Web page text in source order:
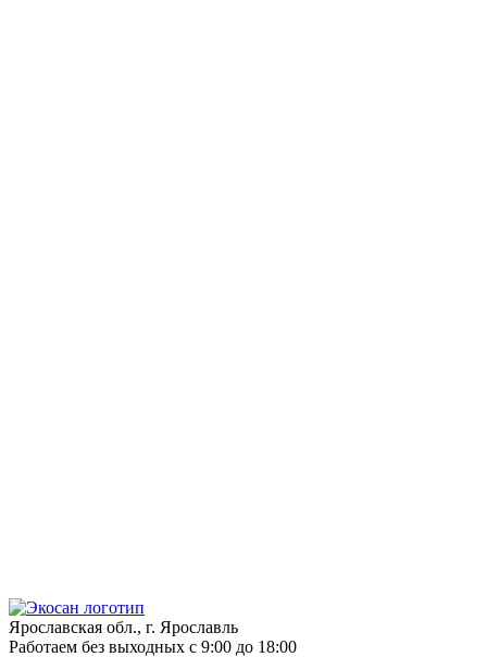
Ярославская обл., г. Ярославль
Работаем без выходных с 9:00 до 18:00